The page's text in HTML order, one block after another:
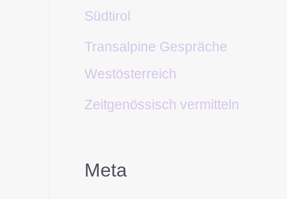
Südtirol
Transalpine Gespräche
Westösterreich
Zeitgenössisch vermitteln
Meta